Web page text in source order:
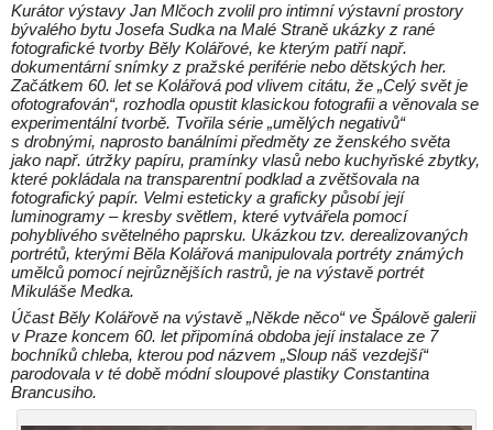
Kurátor výstavy Jan Mlčoch zvolil pro intimní výstavní prostory
bývalého bytu Josefa Sudka na Malé Straně ukázky z rané
fotografické tvorby Běly Kolářové, ke kterým patří např.
dokumentární snímky z pražské periférie nebo dětských her.
Začátkem 60. let se Kolářová pod vlivem citátu, že „Celý svět je
ofotografován“, rozhodla opustit klasickou fotografii a věnovala se
experimentální tvorbě. Tvořila série „umělých negativů“
s drobnými, naprosto banálními předměty ze ženského světa
jako např. útržky papíru, pramínky vlasů nebo kuchyňské zbytky,
které pokládala na transparentní podklad a zvětšovala na
fotografický papír. Velmi esteticky a graficky působí její
luminogramy – kresby světlem, které vytvářela pomocí
pohyblivého světelného paprsku. Ukázkou tzv. derealizovaných
portrétů, kterými Běla Kolářová manipulovala portréty známých
umělců pomocí nejrůznějších rastrů, je na výstavě portrét
Mikuláše Medka.
Účast Běly Kolářově na výstavě „Někde něco“ ve Špálově galerii
v Praze koncem 60. let připomíná obdoba její instalace ze 7
bochníků chleba, kterou pod názvem „Sloup náš vezdejší“
parodovala v té době módní sloupové plastiky Constantina
Brancusiho.